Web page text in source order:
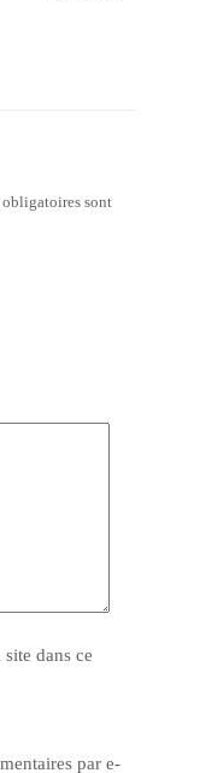
obligatoires sont
dans ce
par e-